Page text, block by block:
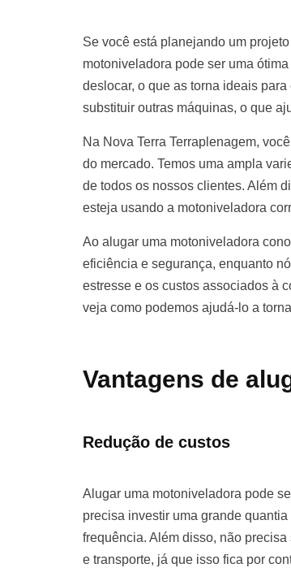
Se você está planejando um
motoniveladora pode ser uma
deslocar, o que as torna ideais
substituir outras máquinas, o que
Na Nova Terra Terraplenagem,
do mercado. Temos uma ampla
de todos os nossos clientes. Além
esteja usando a motoniveladora
Ao alugar uma motoniveladora
eficiência e segurança, enquanto
estresse e os custos associados à
veja como podemos ajudá-lo a
Vantagens de
Redução de custos
Alugar uma motoniveladora pode
precisa investir uma grande
frequência. Além disso, não
e transporte, já que isso fica por